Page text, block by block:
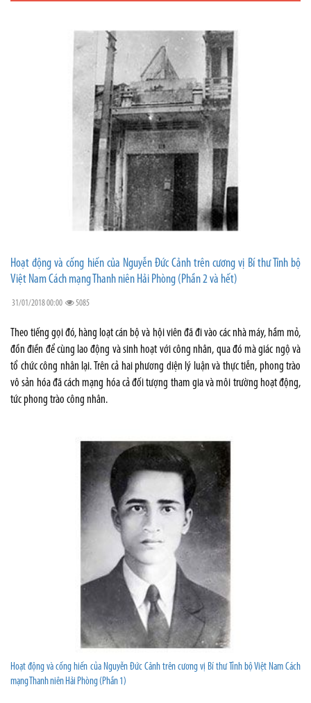
Hoạt động và cống hiến của Nguyễn Đức Cảnh trên cương vị Bí thư Tỉnh bộ
Việt Nam Cách mạng Thanh niên Hải Phòng (Phần 2 và hết)
31/01/2018 00:00 5085
Theo tiếng gọi đó, hàng loạt cán bộ và hội viên đã đi vào các nhà máy, hầm mỏ,
đồn điền để cùng lao động và sinh hoạt với công nhân, qua đó mà giác ngộ và
tổ chức công nhân lại. Trên cả hai phương diện lý luận và thực tiễn, phong trào
vô sản hóa đã cách mạng hóa cả đối tượng tham gia và môi trường hoạt động,
tức phong trào công nhân.
Hoạt động và cống hiến của Nguyễn Đức Cảnh trên cương vị Bí thư Tỉnh bộ Việt Nam Cách
mạng Thanh niên Hải Phòng (Phần 1)